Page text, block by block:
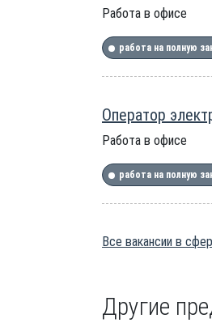
Работа в офисе
работа на полную
Оператор
Работа в офисе
работа на полную
Все вакансии в
Другие